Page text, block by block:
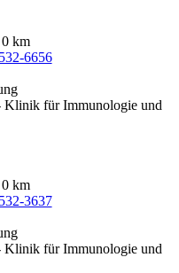
0 km
6656
Klinik für Immunologie und
0 km
3637
Klinik für Immunologie und